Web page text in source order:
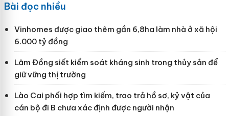
Bài đọc nhiều
Vinhomes được giao thêm gần 6,8ha làm nhà ở xã hội
6.000 tỷ đồng
Lâm Đồng siết kiểm soát kháng sinh trong thủy sản để
giữ vững thị trường
Lào Cai phối hợp tìm kiếm, trao trả hồ sơ, kỷ vật của
cán bộ đi B chưa xác định được người nhận